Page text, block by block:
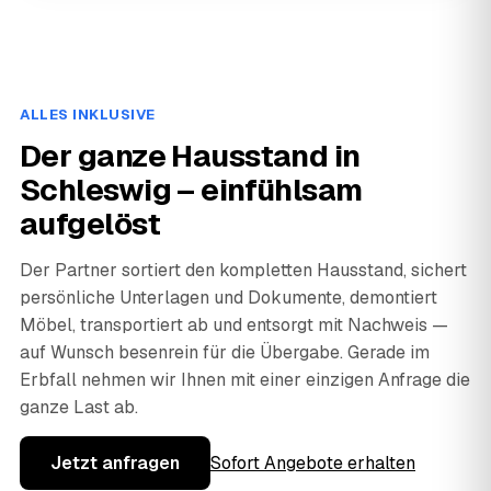
ALLES INKLUSIVE
Der ganze Hausstand in
Schleswig – einfühlsam
aufgelöst
Der Partner sortiert den kompletten Hausstand, sichert
persönliche Unterlagen und Dokumente, demontiert
Möbel, transportiert ab und entsorgt mit Nachweis —
auf Wunsch besenrein für die Übergabe. Gerade im
Erbfall nehmen wir Ihnen mit einer einzigen Anfrage die
ganze Last ab.
Jetzt anfragen Sofort Angebote erhalten